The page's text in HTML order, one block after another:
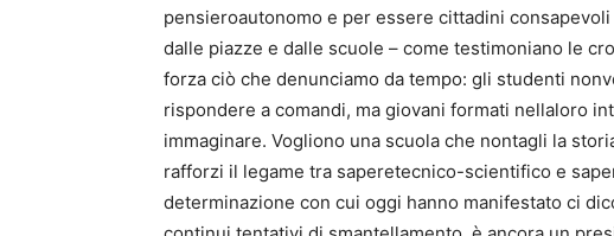
pensieroautonomo e per essere cittadini
dalle piazze e dalle scuole – come testimoniano le
forza ciò che denunciamo da tempo: gli studenti
rispondere a comandi, ma giovani formati nellaloro
immaginare. Vogliono una scuola che nontagli la
rafforzi il legame tra saperetecnico-scientifico e
determinazione con cui oggi hanno manifestato ci